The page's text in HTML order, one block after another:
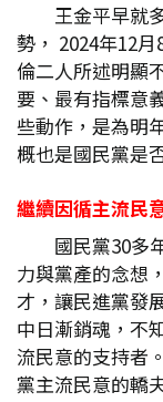
王金平早就
勢， 2024年12
倫二人所述明顯
要、最有指標意
些動作，是為明
概也是國民黨是
繼續因循主流民
國民黨30多
力與黨產的念想
才，讓民進黨發
中日漸銷魂，不
流民意的支持者
黨主流民意的轎